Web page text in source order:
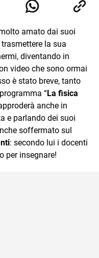
e agenzie di
nella scrittura di articoli
amato dai suoi
la sua
diventando in
video che sono ormai
è stato breve, tanto
“La fisica
anche in
e parlando dei suoi
soffermato sul
: secondo lui i docenti
per insegnare!